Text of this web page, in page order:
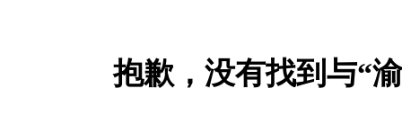
抱歉，没有找到与“